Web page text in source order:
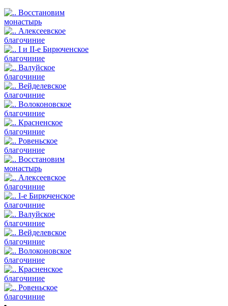
Восстановим
монастырь
Алексеевское
благочиние
I и II-е Бирюченское
благочиние
Валуйское
благочиние
Вейделевское
благочиние
Волоконовское
благочиние
Красненское
благочиние
Ровеньское
благочиние
Восстановим
монастырь
Алексеевское
благочиние
I-е Бирюченское
благочиние
Валуйское
благочиние
Вейделевское
благочиние
Волоконовское
благочиние
Красненское
благочиние
Ровеньское
благочиние